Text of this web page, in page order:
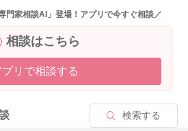
2026/4/25 14:47
門家相談AI」登場！アプリで今すぐ相談／
相談はこちら
プリで相談する
検索する